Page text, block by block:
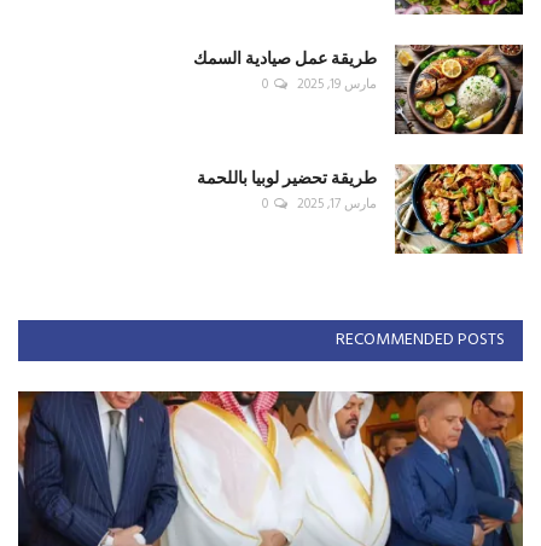
طريقة عمل صيادية السمك
مارس 19, 2025 0
طريقة تحضير لوبيا باللحمة
مارس 17, 2025 0
RECOMMENDED POSTS